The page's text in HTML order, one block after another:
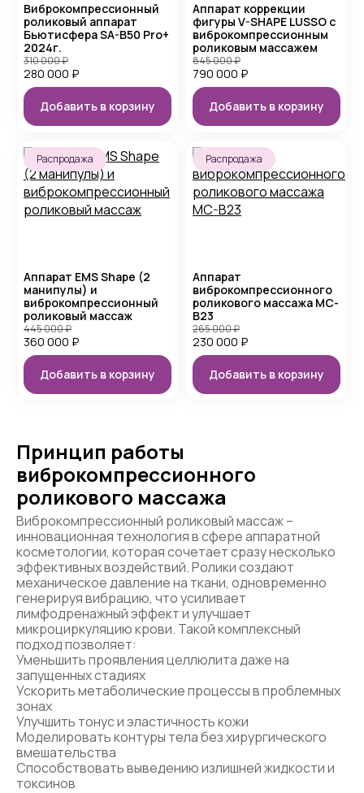
Виброкомпрессионный
роликовый аппарат
Бьютисфера SA-B50 Pro+
2024г.
280 000 ₽
310 000₽
Добавить в корзину
Аппарат коррекции
фигуры V-SHAPE LUSSO с
виброкомпрессионным
роликовым массажем
790 000 ₽
845 000₽
Добавить в корзину
Распродажа
Аппарат EMS Shape (2
манипулы) и
виброкомпрессионный
роликовый массаж
360 000 ₽
445 000₽
Добавить в корзину
Распродажа
Аппарат
виброкомпрессионного
роликового массажа MC-
B23
230 000 ₽
265 000₽
Добавить в корзину
Принцип работы
виброкомпрессионного
роликового массажа
Виброкомпрессионный роликовый массаж –
инновационная технология в сфере аппаратной
косметологии, которая сочетает сразу несколько
эффективных воздействий. Ролики создают
механическое давление на ткани, одновременно
генерируя вибрацию, что усиливает
лимфодренажный эффект и улучшает
микроциркуляцию крови. Такой комплексный
подход позволяет:
Уменьшить проявления целлюлита даже на
запущенных стадиях
Ускорить метаболические процессы в проблемных
зонах
Улучшить тонус и эластичность кожи
Моделировать контуры тела без хирургического
вмешательства
Способствовать выведению излишней жидкости и
токсинов